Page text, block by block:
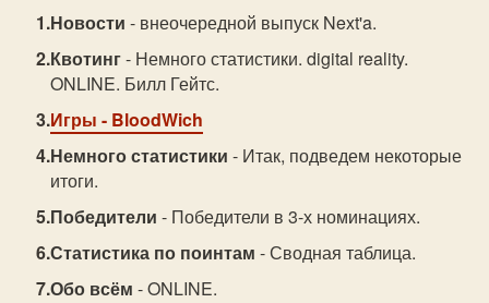
Новости - внеочередной выпуск Next'a.
Квотинг- Немного статистики. digital reality.
ONLINE. Билл Гейтс.
Игры - BloodWich
Немного статистики - Итак, подведем некоторые
итоги.
Победители - Победители в 3-х номинациях.
Статистика по поинтам - Сводная таблица.
Обо всём - ONLINE.